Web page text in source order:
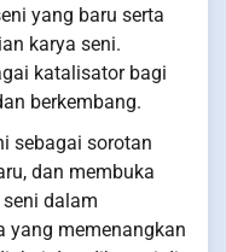
yang baru serta
karya seni.
katalisator bagi
berkembang.
sebagai sorotan
dan membuka
dalam
yang memenangkan